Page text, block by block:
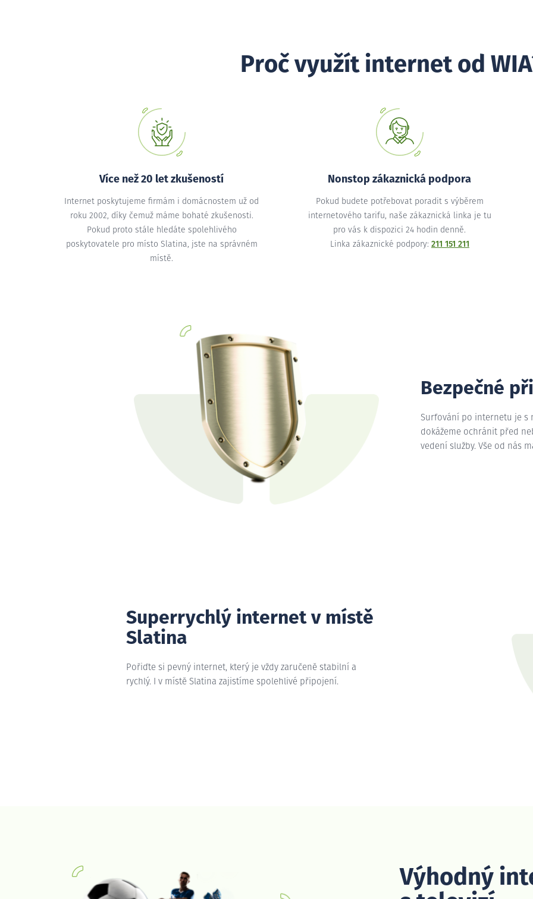
Proč využít internet od
Více než 20 let zkušeností
Internet poskytujeme firmám i domácnostem už od
roku 2002, díky čemuž máme bohaté zkušenosti.
Pokud proto stále hledáte spolehlivého
poskytovatele pro místo Slatina, jste na správném
místě.
Nonstop zákaznická podpora
Pokud budete potřebovat poradit s výběrem
internetového tarifu, naše zákaznická linka je tu
pro vás k dispozici 24 hodin denně.
Linka zákaznické podpory: 211 151 211
Bezpečné
Surfování po internetu je s
dokážeme ochránit před
vedení služby. Vše od nás
Superrychlý internet v místě
Slatina
Pořiďte si pevný internet, který je vždy zaručeně stabilní a
rychlý. I v místě Slatina zajistíme spolehlivé připojení.
Výhodný